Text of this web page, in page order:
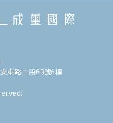
東路二段63號6樓